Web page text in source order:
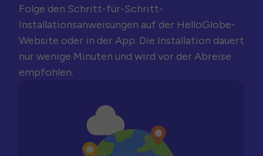
Folge den Schritt-für-Schritt-
Installationsanweisungen auf der HelloGlobe-
Website oder in der App. Die Installation dauert
nur wenige Minuten und wird vor der Abreise
empfohlen.